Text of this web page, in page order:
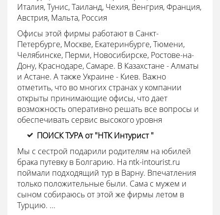
Италия, Тунис, Таиланд, Чехия, Венгрия, Франция,
Австрия, Мальта, Россия
Офисы этой фирмы работают в Санкт-
Петербурге, Москве, Екатеринбурге, Тюмени,
Челябинске, Перми, Новосибирске, Ростове-на-
Дону, Краснодаре, Самаре. В Казахстане - Алматы
и Астане. А также Украине - Киев. Важно
отметить, что во многих странах у компании
открыты принимающие офисы, что дает
возможность оперативно решать все вопросы и
обеспечивать сервис высокого уровня
ПОИСК ТУРА от "НТК Интурист "
Мы с сестрой подарили родителям на юбилей
брака путевку в Болгарию. На ntk-intourist.ru
поймали подходящий тур в Варну. Впечатления
только положительные были. Сама с мужем и
сыном собираюсь от этой же фирмы летом в
Турцию. ...